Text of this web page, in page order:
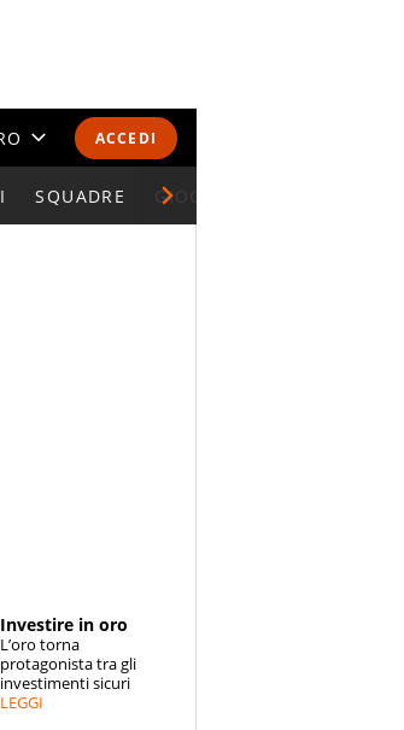
ACCEDI
E CLASSIFICHE
SQUADRE GIOCATORI SERIE A
Investire in oro
L’oro torna
protagonista tra gli
investimenti sicuri
LEGGI